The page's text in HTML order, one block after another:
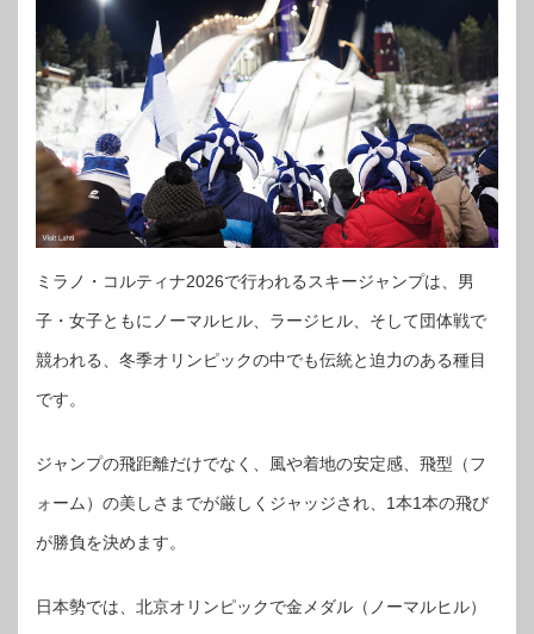
ミラノ・コルティナ2026で行われるスキージャンプは、男
子・女子ともにノーマルヒル、ラージヒル、そして団体戦で
競われる、冬季オリンピックの中でも伝統と迫力のある種目
です。
ジャンプの飛距離だけでなく、風や着地の安定感、飛型（フ
ォーム）の美しさまでが厳しくジャッジされ、1本1本の飛び
が勝負を決めます。
日本勢では、北京オリンピックで金メダル（ノーマルヒル）